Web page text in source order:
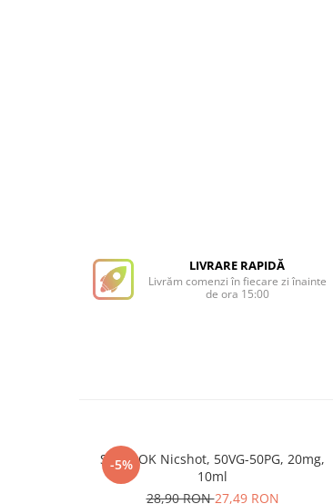
LIVRARE RAPIDĂ
Livrăm comenzi în fiecare zi înainte
de ora 15:00
-5%
SteamOK Nicshot, 50VG-50PG, 20mg,
10ml
28,90 RON27,49 RON